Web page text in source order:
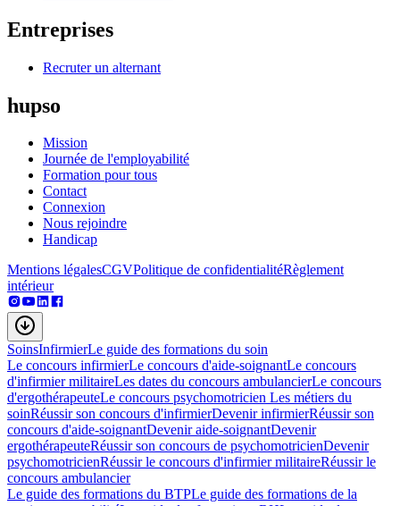
Entreprises
Recruter un alternant
hupso
Mission
Journée de l'employabilité
Formation pour tous
Contact
Connexion
Nous rejoindre
Handicap
Mentions légalesCGVPolitique de confidentialitéRèglement
intérieur
SoinsInfirmierLe guide des formations du soin
Le concours infirmierLe concours d'aide-soignantLe concours
d'infirmier militaireLes dates du concours ambulancierLe concours
d'ergothérapeuteLe concours psychomotricien Les métiers du
soinRéussir son concours d'infirmierDevenir infirmierRéussir son
concours d'aide-soignantDevenir aide-soignantDevenir
ergothérapeuteRéussir son concours de psychomotricienDevenir
psychomotricienRéussir le concours d'infirmier militaireRéussir le
concours ambulancier
Le guide des formations du BTPLe guide des formations de la